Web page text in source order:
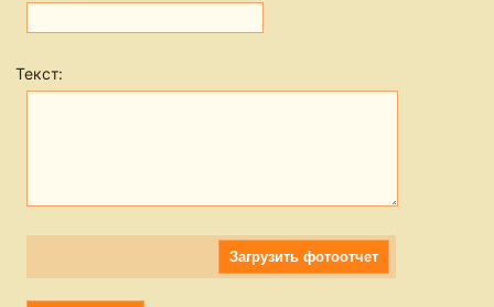
Вкусно
Текст:
Загрузить фотоотчет